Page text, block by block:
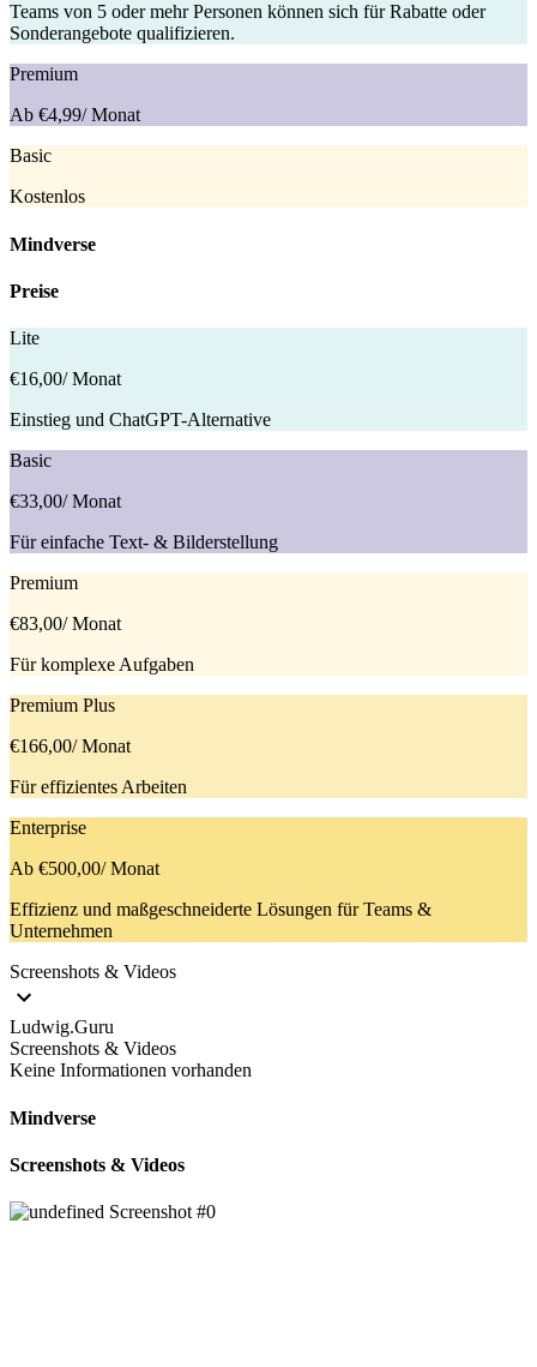
Teams von 5 oder mehr Personen können sich für Rabatte oder
Sonderangebote qualifizieren.
Premium
Ab €4,99/ Monat
Basic
Kostenlos
Mindverse
Preise
Lite
€16,00/ Monat
Einstieg und ChatGPT-Alternative
Basic
€33,00/ Monat
Für einfache Text- & Bilderstellung
Premium
€83,00/ Monat
Für komplexe Aufgaben
Premium Plus
€166,00/ Monat
Für effizientes Arbeiten
Enterprise
Ab €500,00/ Monat
Effizienz und maßgeschneiderte Lösungen für Teams &
Unternehmen
Screenshots & Videos
Ludwig.Guru
Screenshots & Videos
Keine Informationen vorhanden
Mindverse
Screenshots & Videos